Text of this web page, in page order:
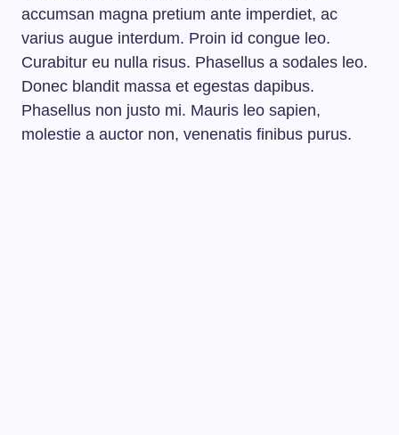
accumsan magna pretium ante imperdiet, ac
varius augue interdum. Proin id congue leo.
Curabitur eu nulla risus. Phasellus a sodales leo.
Donec blandit massa et egestas dapibus.
Phasellus non justo mi. Mauris leo sapien,
molestie a auctor non, venenatis finibus purus.